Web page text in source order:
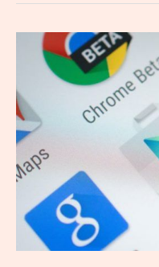
enfants
infectés
supprimés
Google
Play
Store